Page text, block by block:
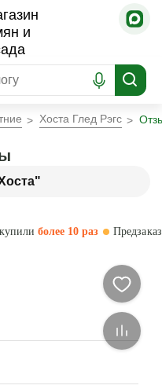
Хоста Глед Рэгс
более 10 раз Предзаказ
–40 °